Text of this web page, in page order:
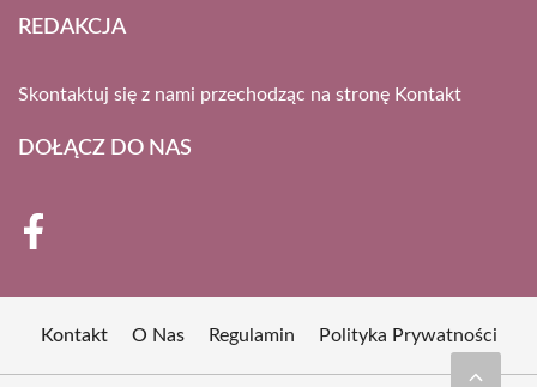
REDAKCJA
Skontaktuj się z nami przechodząc na stronę Kontakt
DOŁĄCZ DO NAS
Kontakt O Nas Regulamin Polityka Prywatności